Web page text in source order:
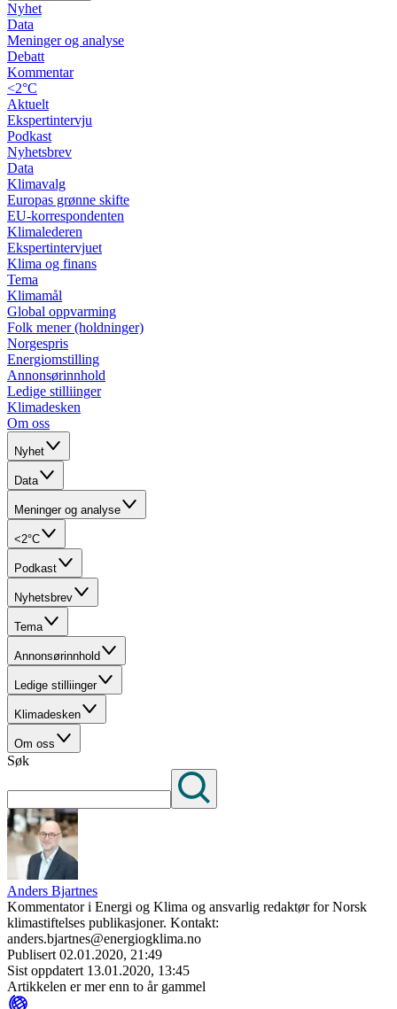
Nyhet
Data
Meninger og analyse
Debatt
Kommentar
<2°C
Aktuelt
Ekspertintervju
Podkast
Nyhetsbrev
Data
Klimavalg
Europas grønne skifte
EU-korrespondenten
Klimalederen
Ekspertintervjuet
Klima og finans
Tema
Klimamål
Global oppvarming
Folk mener (holdninger)
Norgespris
Energiomstilling
Annonsørinnhold
Ledige stilliinger
Klimadesken
Om oss
Nyhet
Data
Meninger og analyse
<2°C
Podkast
Nyhetsbrev
Tema
Annonsørinnhold
Ledige stilliinger
Klimadesken
Om oss
Søk
Anders Bjartnes
Kommentator i Energi og Klima og ansvarlig redaktør for Norsk
klimastiftelses publikasjoner. Kontakt:
anders.bjartnes@energiogklima.no
Publisert 02.01.2020, 21:49
Sist oppdatert 13.01.2020, 13:45
Artikkelen er mer enn to år gammel